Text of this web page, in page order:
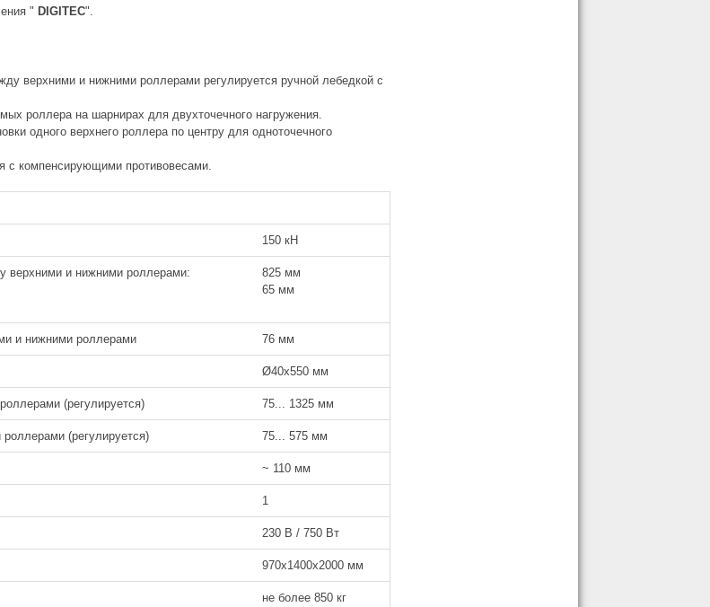
" DIGITEC".
верхними и нижними роллерами регулируется ручной лебедкой с
роллера на шарнирах для двухточечного нагружения.
одного верхнего роллера по центру для одноточечного
с компенсирующими противовесами.
150 кН
верхними и нижними роллерами:
825 мм
65 мм
и нижними роллерами 76 мм
Ø40x550 мм
(регулируется) 75... 1325 мм
(регулируется) 75... 575 мм
~ 110 мм
1
230 В / 750 Вт
970x1400x2000 мм
не более 850 кг